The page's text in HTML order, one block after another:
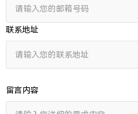
联系地址
留言内容